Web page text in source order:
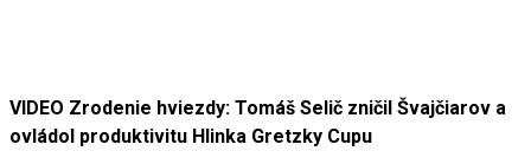
VIDEO Zrodenie hviezdy: Tomáš Selič zničil Švajčiarov a
ovládol produktivitu Hlinka Gretzky Cupu